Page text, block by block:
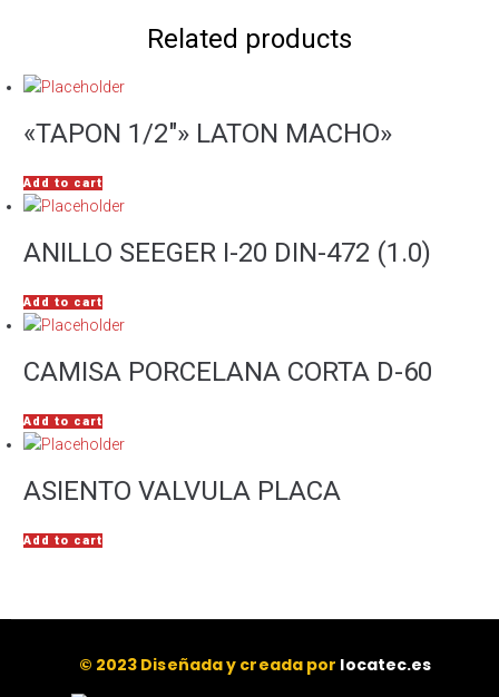
Related products
«TAPON 1/2″» LATON MACHO»
Add to cart
ANILLO SEEGER I-20 DIN-472 (1.0)
Add to cart
CAMISA PORCELANA CORTA D-60
Add to cart
ASIENTO VALVULA PLACA
Add to cart
© 2023 Diseñada y creada por locatec.es